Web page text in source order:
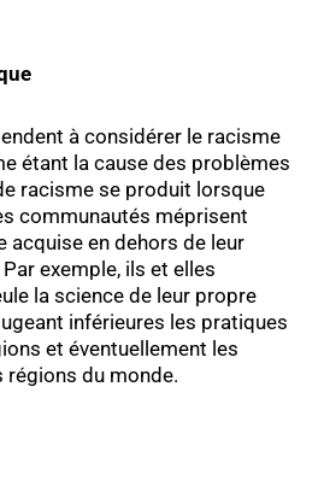
à considérer le racisme
étant la cause des problèmes
racisme se produit lorsque
communautés méprisent
acquise en dehors de leur
exemple, ils et elles
la science de leur propre
inférieures les pratiques
et éventuellement les
régions du monde.